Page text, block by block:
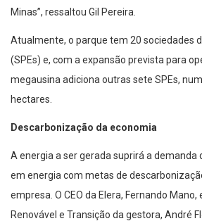
Minas”, ressaltou Gil Pereira.
Atualmente, o parque tem 20 sociedades
(SPEs) e, com a expansão prevista para
megausina adiciona outras sete SPEs,
hectares.
Descarbonização da economia
A energia a ser gerada suprirá a demanda
em energia com metas de
empresa. O CEO da Elera, Fernando Mano,
Renovável e Transição da gestora, André